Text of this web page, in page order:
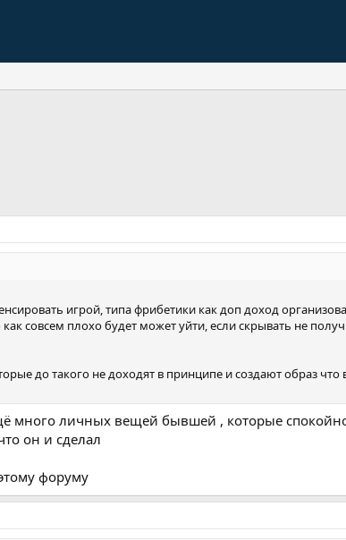
игрой, типа фрибетики как доп доход
совсем плохо будет может уйти, если скрывать не
до такого не доходят в принципе и создают образ что
много личных вещей бывшей , которые
он и сделал
форуму